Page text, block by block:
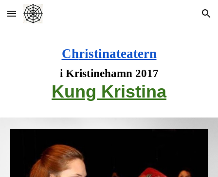
Skip to main content Skip to navigation
Christinateatern
i Kristinehamn 2017
Kung Kristina